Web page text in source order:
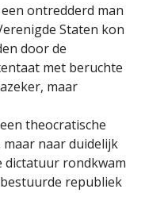
ontredderd man
Staten kon
door de
met beruchte
maar
theocratische
naar duidelijk
dictatuur rondkwam
republiek